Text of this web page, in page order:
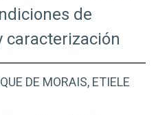
de
caracterización
DE MORAIS, ETIELE